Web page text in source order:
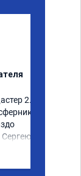
2.0
не
Сергею